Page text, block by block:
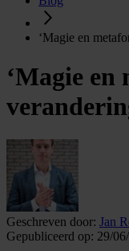
‘Magie en
‘Magie en
Geschreven door: Jan
Gepubliceerd op: 29/